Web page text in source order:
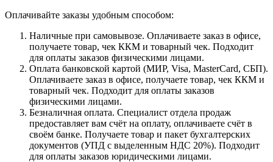
Оплачивайте заказы удобным способом:
Наличные при самовывозе. Оплачиваете заказ в офисе,
получаете товар, чек ККМ и товарный чек. Подходит
для оплаты заказов физическими лицами.
Оплата банковской картой (МИР, Visa, MasterCard, СБП).
Оплачиваете заказ в офисе, получаете товар, чек ККМ и
товарный чек. Подходит для оплаты заказов
физическими лицами.
Безналичная оплата. Специалист отдела продаж
предоставляет вам счёт на оплату, оплачиваете счёт в
своём банке. Получаете товар и пакет бухгалтерских
документов (УПД с выделенным НДС 20%). Подходит
для оплаты заказов юридическими лицами.